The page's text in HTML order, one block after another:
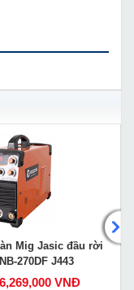
Mig Jasic đầu rời
NB-270DF J443
VNĐ